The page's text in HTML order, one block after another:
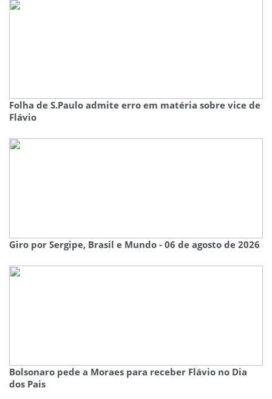
Folha de S.Paulo admite erro em matéria sobre vice de
Flávio
Giro por Sergipe, Brasil e Mundo - 06 de agosto de 2026
Bolsonaro pede a Moraes para receber Flávio no Dia
dos Pais